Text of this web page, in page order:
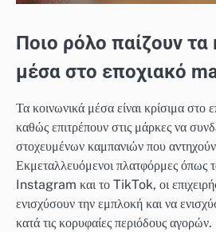
Ποιο ρόλο παίζουν τα
μέσα στο εποχιακό
Τα κοινωνικά μέσα είναι κρίσιμα
καθώς επιτρέπουν στις μάρκες να
στοχευμένων καμπανιών που
Εκμεταλλευόμενοι πλατφόρμες
Instagram και το TikTok, οι
ενισχύσουν την εμπλοκή και να
κατά τις κορυφαίες περιόδους αγορών.